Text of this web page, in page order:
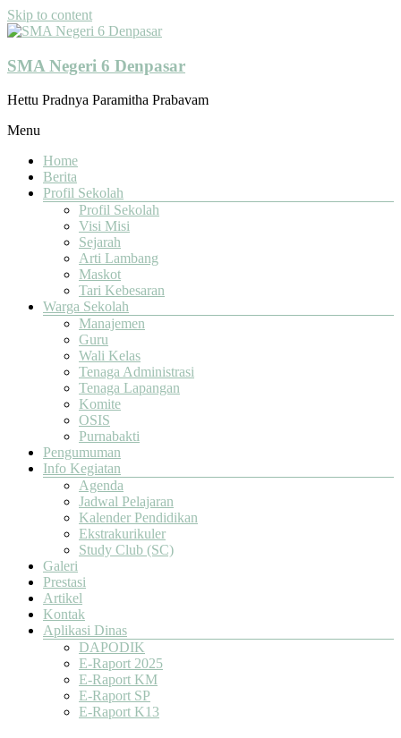
Skip to content
SMA Negeri 6 Denpasar
Hettu Pradnya Paramitha Prabavam
Menu
Home
Berita
Profil Sekolah
Profil Sekolah
Visi Misi
Sejarah
Arti Lambang
Maskot
Tari Kebesaran
Warga Sekolah
Manajemen
Guru
Wali Kelas
Tenaga Administrasi
Tenaga Lapangan
Komite
OSIS
Purnabakti
Pengumuman
Info Kegiatan
Agenda
Jadwal Pelajaran
Kalender Pendidikan
Ekstrakurikuler
Study Club (SC)
Galeri
Prestasi
Artikel
Kontak
Aplikasi Dinas
DAPODIK
E-Raport 2025
E-Raport KM
E-Raport SP
E-Raport K13